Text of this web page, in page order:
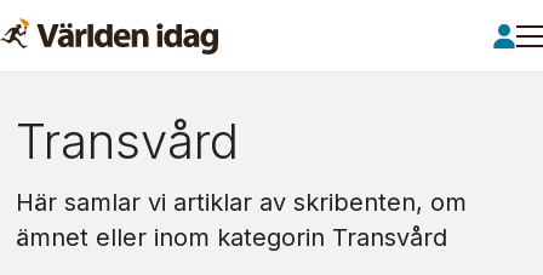
Om:
transvård
Transvård
Här samlar vi artiklar av skribenten, om
ämnet eller inom kategorin Transvård